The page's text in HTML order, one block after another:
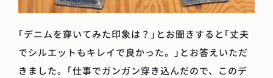
｢デニムを穿いてみた印象は？｣とお聞きすると｢丈夫
でシルエットもキレイで良かった。｣とお答えいただ
きました。｢仕事でガンガン穿き込んだので、このデ